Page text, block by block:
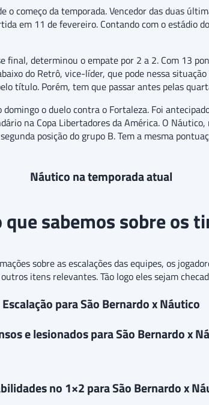
começo da temporada. Vencedor das duas
em 11 de fevereiro. Contando com o estádio
determinou o empate por 2 a 2. Com 13
do Retrô, vice-líder, que pode nessa
título. Porém, tem que passar antes pelas
o duelo contra o Fortaleza. Foi
na Copa Libertadores da América. O
posição do grupo B. Tem a mesma
Náutico na temporada atual
que sabemos sobre os
sobre as escalações das equipes, os
itens relevantes. Tão logo eles sejam
Escalação para São Bernardo x Náutico
e lesionados para São Bernardo x
no 1×2 para São Bernardo x